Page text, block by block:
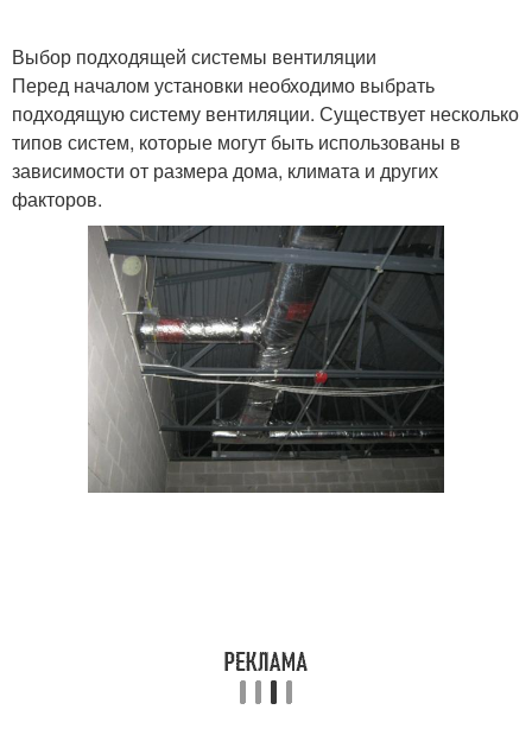
Выбор подходящей системы вентиляции
Перед началом установки необходимо выбрать
подходящую систему вентиляции. Существует несколько
типов систем, которые могут быть использованы в
зависимости от размера дома, климата и других
факторов.